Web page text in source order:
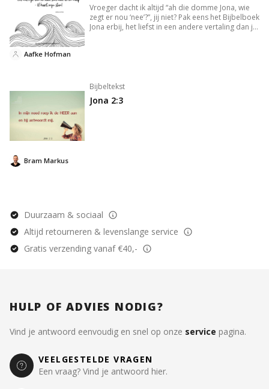
Vroeger dacht ik altijd “ah die domme Jona, wie
zegt er nou ‘nee’?”, jij niet? Pak eens het Bijbelboek
Jona erbij, het liefst in een andere vertaling dan jij
Aafke Hofman
Bijbeltekst
Jona 2:3
Bram Markus
Duurzaam & sociaal
Altijd retourneren & levenslange service
Gratis verzending vanaf €40,-
HULP OF ADVIES NODIG?
Vind je antwoord eenvoudig en snel op onze service pagina.
VEELGESTELDE VRAGEN
Een vraag? Vind je antwoord hier.